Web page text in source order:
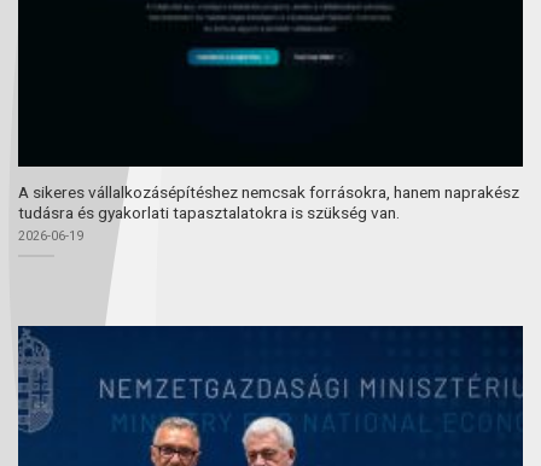
A sikeres vállalkozásépítéshez nemcsak forrásokra, hanem naprakész
tudásra és gyakorlati tapasztalatokra is szükség van.
2026-06-19